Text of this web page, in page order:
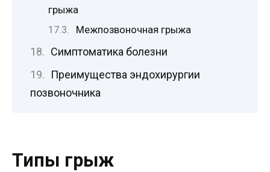
грыжа
Межпозвоночная грыжа
Симптоматика болезни
Преимущества эндохирургии
позвоночника
Типы грыж